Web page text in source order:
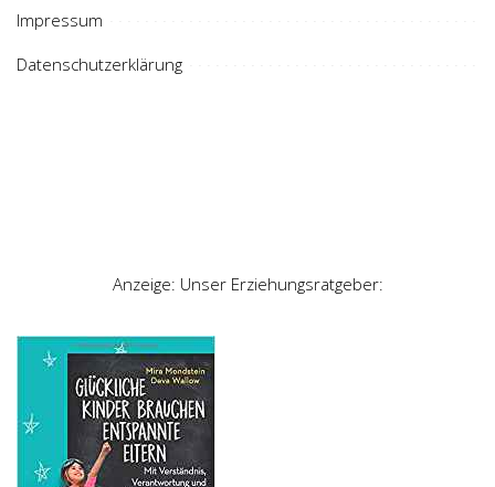
Impressum
Datenschutzerklärung
Anzeige: Unser Erziehungsratgeber: